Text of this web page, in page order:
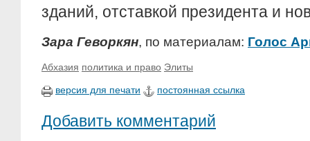
зданий, отставкой президента и
Зара Геворкян, по материалам: Голос
Абхазия политика и право Элиты
версия для печати постоянная ссылка
Добавить комментарий